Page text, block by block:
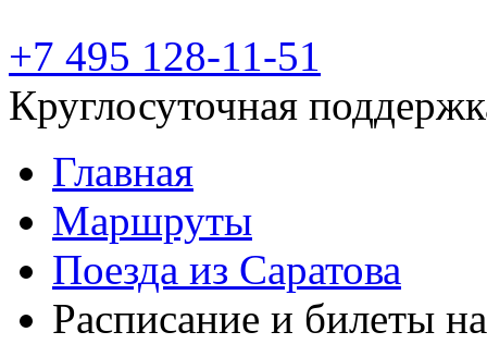
+7 495 128-11-51
Круглосуточная
Главная
Маршруты
Поезда из Саратова
Расписание и билеты